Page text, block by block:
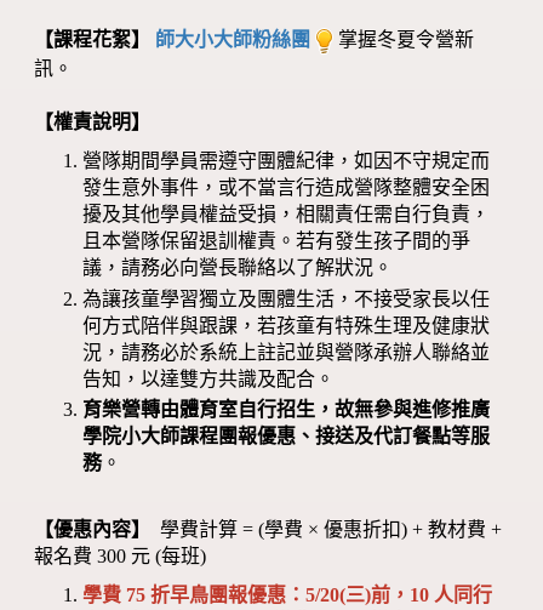
【課程花絮】 師大小大師粉絲團
掌握冬夏令營新
訊。
【權責說明】
營隊期間學員需遵守團體紀律，如因不守規定而
發生意外事件，或不當言行造成營隊整體安全困
擾及其他學員權益受損，相關責任需自行負責，
且本營隊保留退訓權責。若有發生孩子間的爭
議，請務必向營長聯絡以了解狀況。
為讓孩童學習獨立及團體生活，不接受家長以任
何方式陪伴與跟課，若孩童有特殊生理及健康狀
況，請務必於系統上註記並與營隊承辦人聯絡並
告知，以達雙方共識及配合。
育樂營轉由體育室自行招生，故無參與進修推廣
學院小大師課程團報優惠、接送及代訂餐點等服
務。
【優惠內容】
學費計算 = (學費 × 優惠折扣) + 教材費 +
報名費 300 元 (每班)
學費 75 折早鳥團報優惠：5/20(三)前，10 人同行